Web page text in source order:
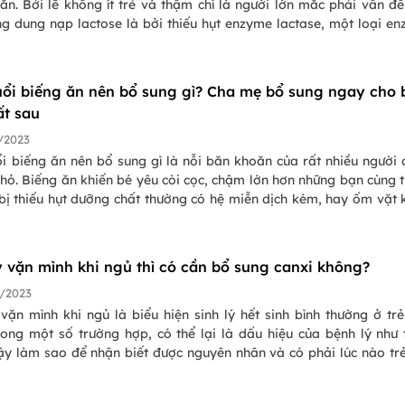
Bởi lẽ không ít trẻ và thậm chí là người lớn mắc phải vấn đề
dung nạp lactose là bởi thiếu hụt enzyme lactase, một loại
biết đúng các dấu hiệu và triệu chứng.Dấu hiệu bất dung nạp
trong những vấn đề khiến cha mẹ băn khoăn. Bởi lẽ không ít
là người lớn mắc phải vấn đề này. Trẻ không dung nạp lactose
enzyme lactase, một loại enzyme tự nhiên trong đường tiêu
phân hủy đường lactose. Để xác định xem con bạn có mắc
không, điều quan trọng là bạn phải nhận biết đúng các dấu
biếng ăn nên bổ sung gì? Cha mẹ bổ sung ngay cho
sau
biếng ăn nên bổ sung gì là nỗi băn khoăn của rất nhiều người
Biếng ăn khiến bé yêu còi cọc, chậm lớn hơn những bạn cùng
thiếu hụt dưỡng chất thường có hệ miễn dịch kém, hay ốm vặt
vặn mình khi ngủ thì có cần bổ sung canxi không?
mình khi ngủ là biểu hiện sinh lý hết sinh bình thường ở
một số trường hợp, có thể lại là dấu hiệu của bệnh lý như
làm sao để nhận biết được nguyên nhân và có phải lúc nào